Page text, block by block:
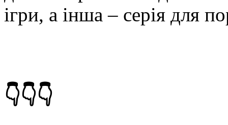
ігри, а інша – серія для
👇👇👇